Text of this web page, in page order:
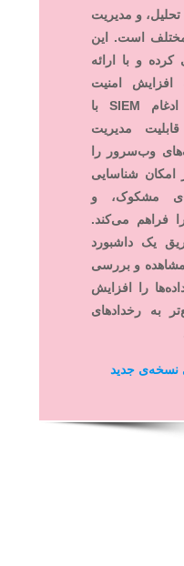
و مدیریت
مختلف است. این
کرده و با ارائه
افزایش امنیت
سازمان کمک می‌کند. ادغام SIEM با
EventLog Analyzer قابلیت مدیریت
وب‌سرور را
امکان شناسایی
مشکوک، و
فراهم می‌کند.
یک داشبورد
مشاهده و بررسی
را افزایش
به رخدادهای
نسخه‌ی جدید